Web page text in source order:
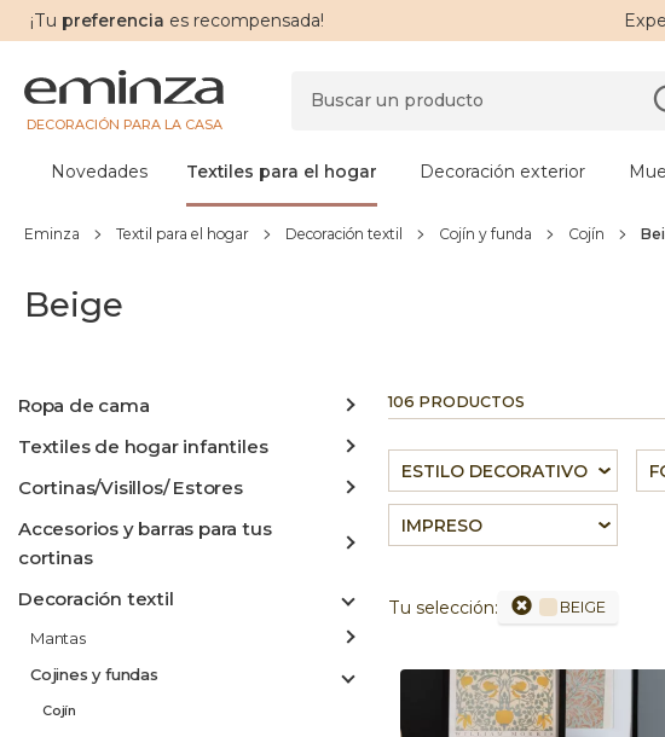
¡Tu preferencia es recompensada!
DECORACIÓN PARA LA CASA
Novedades Textiles para el hogar Decoración exterior
Eminza Textil para el hogar Decoración textil Cojín y funda Cojín
Beige
Ropa de cama
Textiles de hogar infantiles
Cortinas/Visillos/ Estores
Accesorios y barras para tus
cortinas
Decoración textil
Mantas
Cojines y fundas
Cojín
106 PRODUCTOS
ESTILO DECORATIVO
IMPRESO
Tu selección: BEIGE